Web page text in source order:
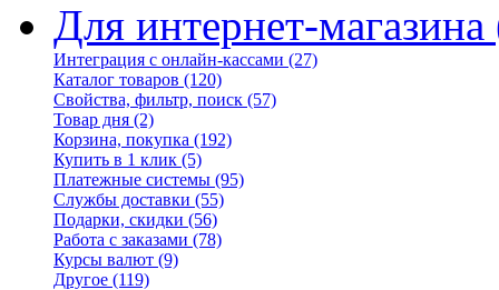
Для интернет-магазина
Интеграция с онлайн-кассами (27)
Каталог товаров (120)
Свойства, фильтр, поиск (57)
Товар дня (2)
Корзина, покупка (192)
Купить в 1 клик (5)
Платежные системы (95)
Службы доставки (55)
Подарки, скидки (56)
Работа с заказами (78)
Курсы валют (9)
Другое (119)